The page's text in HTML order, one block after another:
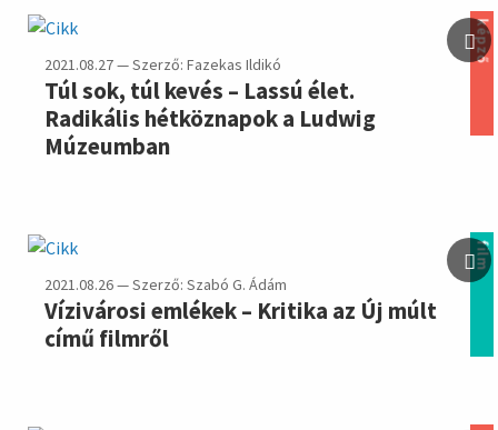
képző
2021.08.27 — Szerző: Fazekas Ildikó
Túl sok, túl kevés – Lassú élet.
Radikális hétköznapok a Ludwig
Múzeumban
film
2021.08.26 — Szerző: Szabó G. Ádám
Vízivárosi emlékek – Kritika az Új múlt
című filmről